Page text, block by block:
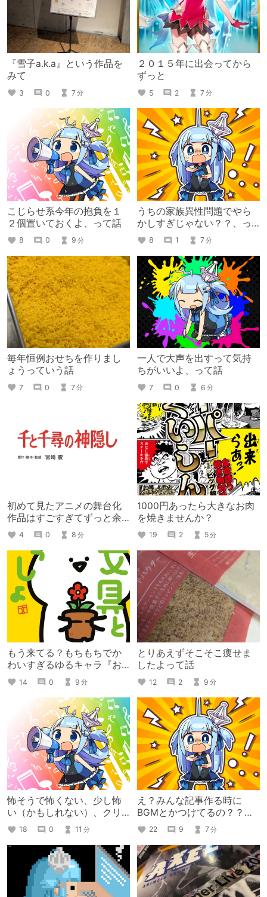
『雪子a.k.a』という作品を
みて
3 0 7分
２０１５年に出会ってから
ずっと
5 2 7分
こじらせ系今年の抱負を１
２個置いておくよ、って話
8 0 9 分
うちの家族異性問題でやら
かしすぎじゃない？？、っ
て話
8 1 7分
毎年恒例おせちを作りまし
ょうっていう話
7 0 7分
一人で大声を出すって気持
ちがいいよ、って話
7 0 6 分
初めて見たアニメの舞台化
作品はすごすぎてずっと余
韻が残りすぎている
4 0 8 分
1000円あったら大きなお肉
を焼きませんか？
19 2 5分
もう来てる？もちもちでか
わいすぎるゆるキャラ『お
文具さん』
14 0 9 分
とりあえずそこそこ痩せま
したよって話
12 2 9 分
怖そうで怖くない、少し怖
い（かもしれない）、クリ
エイターズねくすとを書い
てみよう！って話
18 0 11 分
え？みんな記事作る時に
BGMとかつけてるの？？っ
て話
22 9 7分